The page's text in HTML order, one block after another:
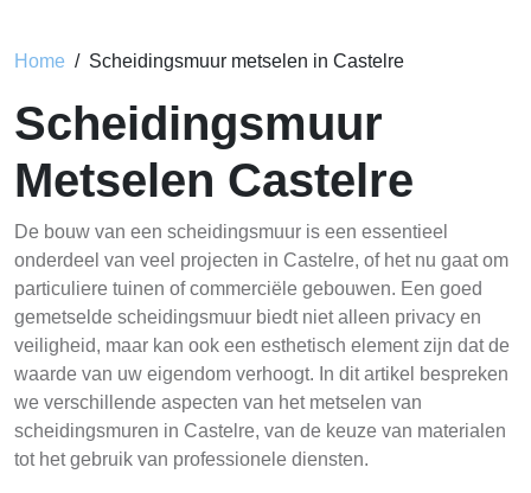
Home Scheidingsmuur metselen in Castelre
Scheidingsmuur
Metselen Castelre
De bouw van een scheidingsmuur is een essentieel
onderdeel van veel projecten in Castelre, of het nu gaat om
particuliere tuinen of commerciële gebouwen. Een goed
gemetselde scheidingsmuur biedt niet alleen privacy en
veiligheid, maar kan ook een esthetisch element zijn dat de
waarde van uw eigendom verhoogt. In dit artikel bespreken
we verschillende aspecten van het metselen van
scheidingsmuren in Castelre, van de keuze van materialen
tot het gebruik van professionele diensten.